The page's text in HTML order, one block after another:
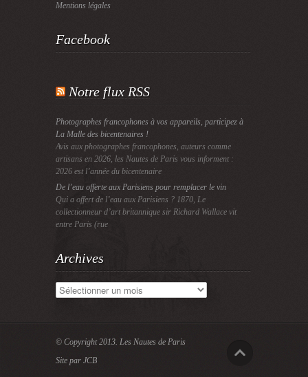
Mentions légales
Facebook
Notre flux RSS
Photographes francophones à vos appareils, participez à
La Malle des bicentenaires !
Avis aux photographes francophones, auteurs comme
artisans en 2026, les Nautes de Paris vous informent :
2026 est l’année du bicentenaire
De l’eau offerte aux Parisiens pour remplacer le vin
Qui a offert de l’eau aux Parisiens ? 1870, Le
collectionneur d’art britannique sir Richard Wallace vit
entre Paris (rue
Archives
Archives
© Copyright 2013. Les Nautes de Paris
Site par JCB